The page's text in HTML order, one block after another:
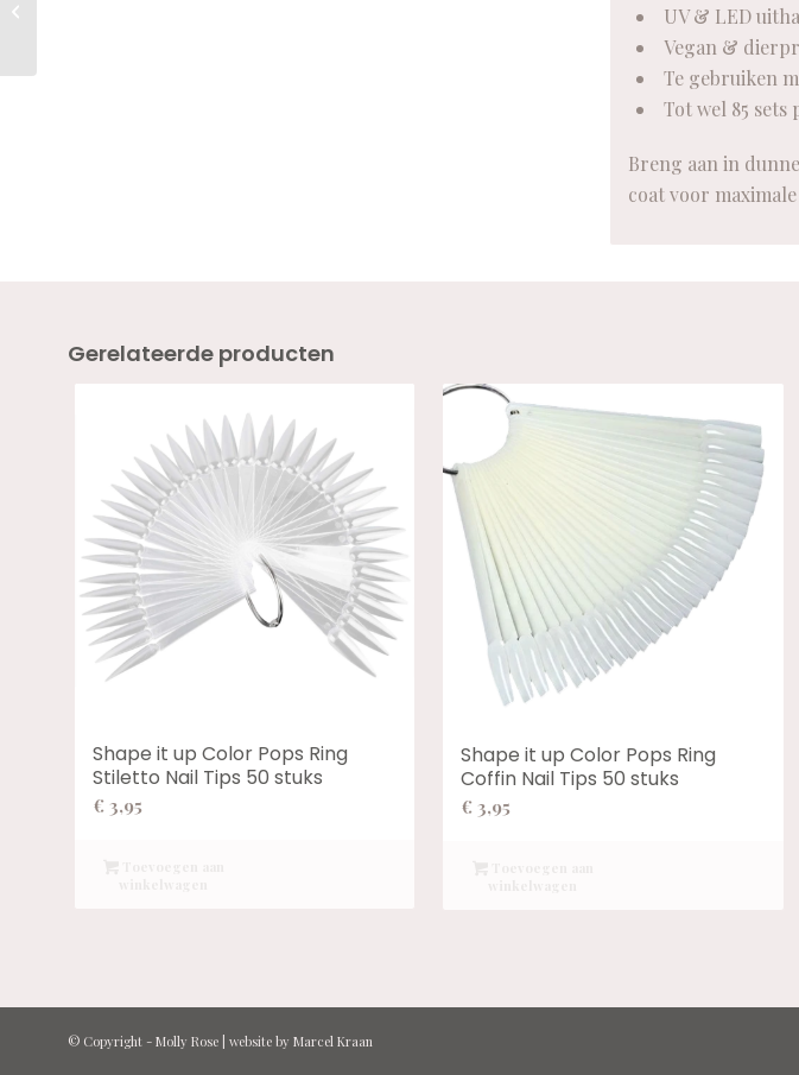
UV & LED
Vegan &
Te gebruiken
Tot wel 85 sets
Breng aan in
coat voor
Gerelateerde producten
Shape it up Color Pops Ring
Stiletto Nail Tips 50 stuks
€ 3,95
Shape it up Color Pops Ring
Coffin Nail Tips 50 stuks
€ 3,95
© Copyright - Molly Rose| website by Marcel Kraan